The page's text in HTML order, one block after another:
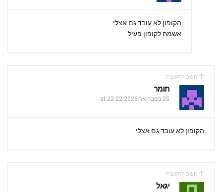
הקופון לא עובד גם אצלי
אשמח לקופון פעיל
השב לתגובה
תומר
25 בפברואר 2026 at 22:22
הקופון לא עובד גם אצלי
השב לתגובה
יגאל